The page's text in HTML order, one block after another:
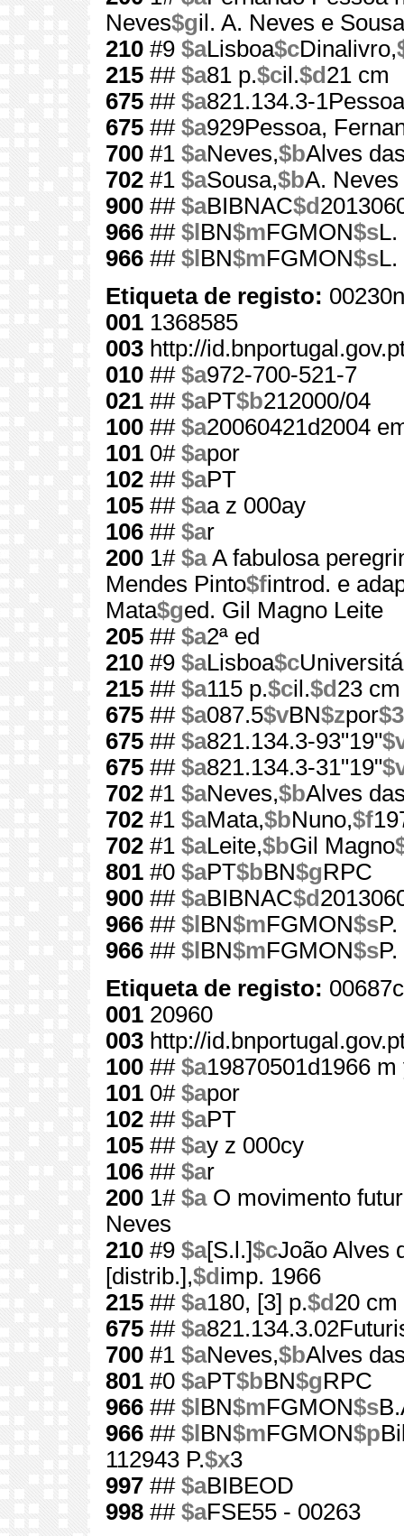
Neves$gil. A. Neves e
210 #9 $aLisboa$cDinalivro,
215 ## $a81 p.$cil.$d 21 cm
675 ## $a821.134.3-
675 ## $a929Pessoa,
700 #1 $aNeves,$bAlves
702 #1 $aSousa,$bA. Neves
900 ## $aBIBNAC$d
966 ## $l BN$mFGMON$sL.
966 ## $l BN$mFGMON$sL.
Etiqueta de registo:
001 1368585
003 http://
010 ## $a972-700-521-7
021 ## $aPT$b212000/04
100 ## $a20060421d2004
101 0# $apor
102 ## $aPT
105 ## $aa z 000ay
106 ## $ar
200 1# $aA fabulosa
Mendes Pinto$fintrod. e
Mata$ged. Gil Magno Leite
205 ## $a2ª ed
210 #9 $aLisboa$c
215 ## $a115 p.$cil.$d 23 cm
675 ## $a087.5$vBN$zpor$3
675 ## $a821.134.3-93"19"
675 ## $a821.134.3-31"19"
702 #1 $aNeves,$bAlves
702 #1 $aMata,$bNuno,$f
702 #1 $aLeite,$bGil Magno
801 #0 $aPT$bBN$gRPC
900 ## $aBIBNAC$d
966 ## $l BN$mFGMON$s
966 ## $l BN$mFGMON$s
Etiqueta de registo:
001 20960
003 http://
100 ## $a19870501d1966
101 0# $apor
102 ## $aPT
105 ## $ay z 000cy
106 ## $ar
200 1# $aO movimento
Neves
210 #9 $a[S.l.]$cJoão Alves
[distrib.],$d imp. 1966
215 ## $a180, [3] p.$d 20 cm
675 ## $a
700 #1 $aNeves,$bAlves
801 #0 $aPT$bBN$gRPC
966 ## $l BN$mFGMON$s
966 ## $l BN$mFGMON$p
112943 P.$x3
997 ## $aBIBEOD
998 ## $aFSE55 - 00263